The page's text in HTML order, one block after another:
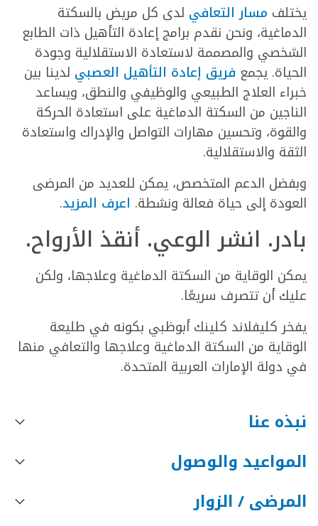
يختلف مسار التعافي لدى كل مريض بالسكتة
الدماغية، ونحن نقدم برامج إعادة التأهيل ذات الطابع
الشخصي والمصممة لاستعادة الاستقلالية وجودة
الحياة. يجمع فريق إعادة التأهيل العصبي لدينا بين
خبراء العلاج الطبيعي والوظيفي والنطق، ويساعد
الناجين من السكتة الدماغية على استعادة الحركة
والقوة، وتحسين مهارات التواصل والإدراك واستعادة
الثقة والاستقلالية.
وبفضل الدعم المتخصص، يمكن للعديد من المرضى
العودة إلى حياة فعالة ونشطة. اعرف المزيد.
بادر. انشر الوعي. أنقذ الأرواح.
يمكن الوقاية من السكتة الدماغية وعلاجها، ولكن
عليك أن تتصرف سريعًا.
يفخر كليفلاند كلينك أبوظبي بكونه في طليعة
الوقاية من السكتة الدماغية وعلاجها والتعافي منها
في دولة الإمارات العربية المتحدة.
نبذه عنا
المواعيد والوصول
المرضى / الزوار